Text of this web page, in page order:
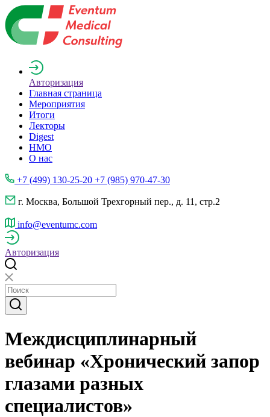
Авторизация
Главная страница
Мероприятия
Итоги
Лекторы
Digest
НМО
О нас
+7 (499) 130-25-20 +7 (985) 970-47-30
г. Москва, Большой Трехгорный пер., д. 11, стр.2
info@eventumc.com
Авторизация
Междисциплинарный
вебинар «Хронический запор
глазами разных
специалистов»